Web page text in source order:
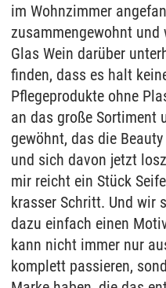
im Wohnzimmer
zusammengewohnt
Glas Wein darüber
finden, dass es halt
Pflegeprodukte ohne
an das große Sortiment
gewöhnt, das die
und sich davon jetzt
mir reicht ein Stück
krasser Schritt. Und wir
dazu einfach einen
kann nicht immer nur
komplett passieren,